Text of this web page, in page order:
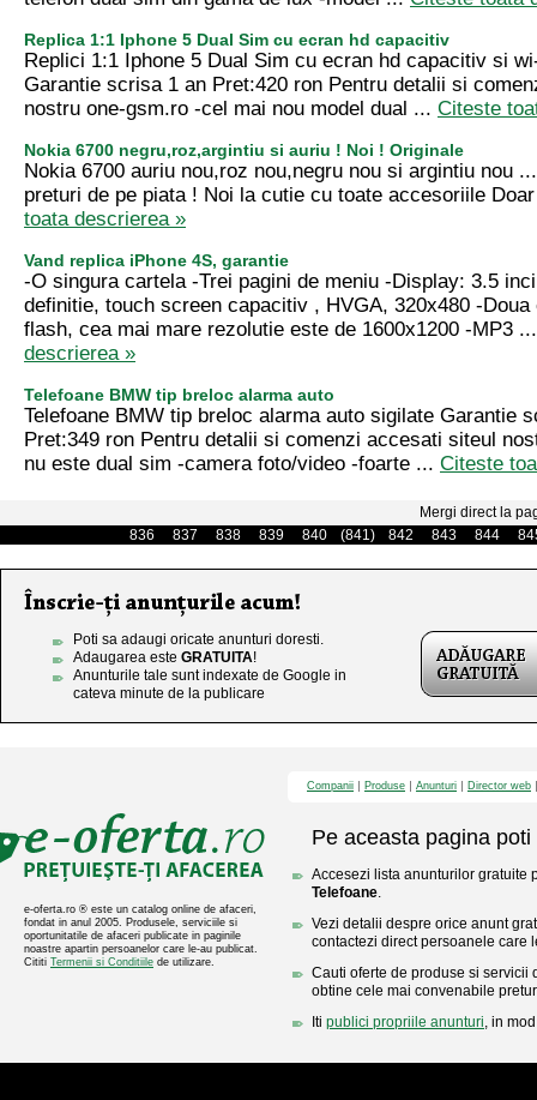
Replica 1:1 Iphone 5 Dual Sim cu ecran hd capacitiv
Replici 1:1 Iphone 5 Dual Sim cu ecran hd capacitiv si
Garantie scrisa 1 an Pret:420 ron Pentru detalii si
nostru one-gsm.ro -cel mai nou model dual ... Citeste
Nokia 6700 negru,roz,argintiu si auriu ! Noi ! Originale
Nokia 6700 auriu nou,roz nou,negru nou si argintiu nou
preturi de pe piata ! Noi la cutie cu toate accesoriile
toata descrierea »
Vand replica iPhone 4S, garantie
-O singura cartela -Trei pagini de meniu -Display: 3.5
definitie, touch screen capacitiv , HVGA, 320x480 -
flash, cea mai mare rezolutie este de 1600x1200 -MP3
descrierea »
Telefoane BMW tip breloc alarma auto
Telefoane BMW tip breloc alarma auto sigilate Garantie
Pret:349 ron Pentru detalii si comenzi accesati siteul
nu este dual sim -camera foto/video -foarte ... Citeste
Mergi direct la
836
837 838 839 840 (841) 842 843 844
Poti sa adaugi oricate anunturi doresti.
Adaugarea este GRATUITA!
Anunturile tale sunt indexate de Google in
cateva minute de la publicare
e-oferta.ro ® este un catalog online de afaceri,
fondat in anul 2005. Produsele, serviciile si
oportunitatile de afaceri publicate in paginile
noastre apartin persoanelor care le-au publicat.
Cititi Termenii si Conditiile de utilizare.
Companii Produse Anunturi Director web
Pe aceasta pagina poti
Accesezi lista anunturilor gratuite
Telefoane.
Vezi detalii despre orice anunt
contactezi direct persoanele care
Cauti oferte de produse si servicii
obtine cele mai convenabile
Iti publici propriile anunturi, in